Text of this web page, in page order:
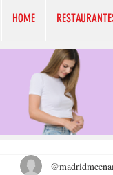
HOME